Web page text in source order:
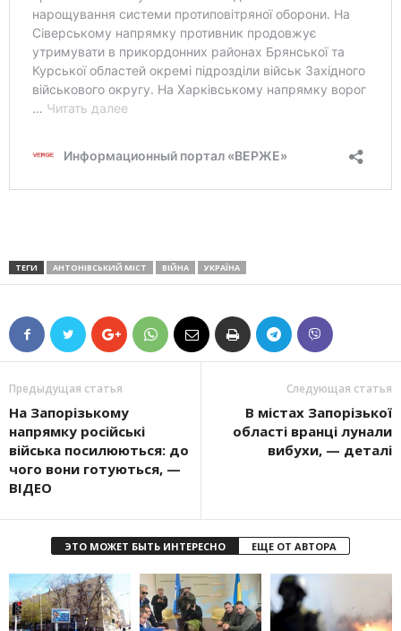
ТЕГИ АНТОНІВСЬКИЙ МІСТ ВІЙНА УКРАЇНА
Предыдущая статья
На Запорізькому
напрямку російські
війська посилюються: до
чого вони готуються, —
ВІДЕО
Следующая статья
В містах Запорізької
області вранці лунали
вибухи, — деталі
ЭТО МОЖЕТ БЫТЬ ИНТЕРЕСНО ЕЩЕ ОТ АВТОРА